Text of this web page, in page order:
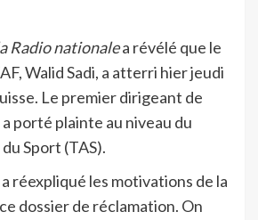
Radio nationalea révélé que le
Walid Sadi, a atterri hier jeudi
Le premier dirigeant de
porté plainte au niveau du
Sport (TAS).
réexpliqué les motivations de la
dossier de réclamation. On